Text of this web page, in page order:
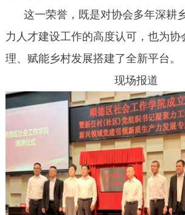
这一荣誉，既是对协会多年深耕
力人才建设工作的高度认可，也为协
理、赋能乡村发展搭建了全新平台。
现场报道